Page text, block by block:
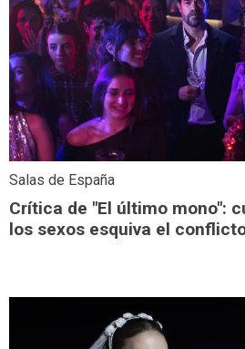
Salas de España
Crítica de "El último mono":
los sexos esquiva el